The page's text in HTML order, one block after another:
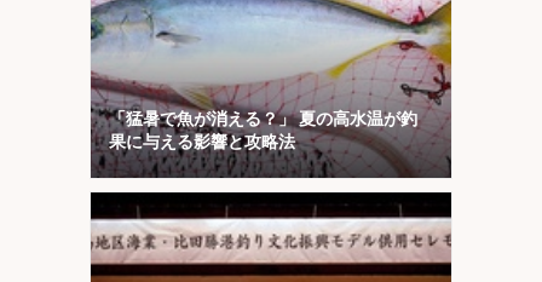
「猛暑で魚が消える？」 夏の高水温が釣
果に与える影響と攻略法